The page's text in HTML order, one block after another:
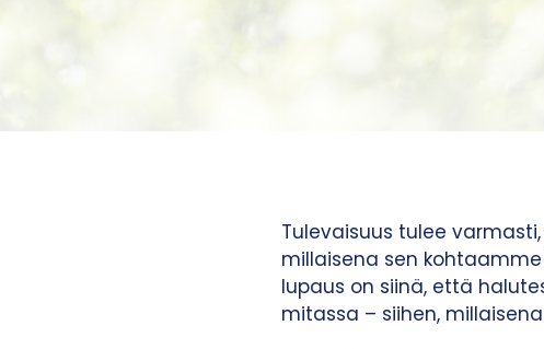
Tulevaisuus tulee
millaisena sen
lupaus on siinä, että
mitassa – siihen,